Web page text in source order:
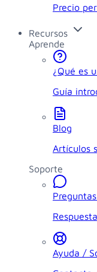
Precio
Recursos
Aprende
¿Qué es
Guía
Blog
Artículos
Soporte
Ayuda /